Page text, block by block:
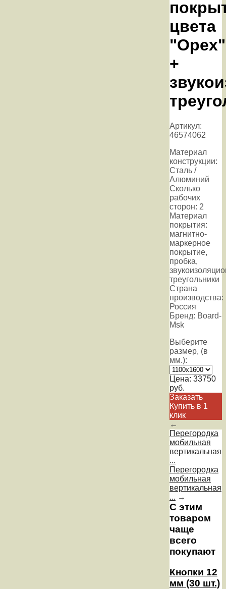
цвета
"Орех"
+
Артикул:
46574062
Материал
конструкции:
Сталь /
Алюминий
Сколько
рабочих
сторон: 2
Материал
покрытия:
магнитно-
маркерное
покрытие,
пробка,
треугольники
Страна
производства:
Россия
Бренд: Board-
Msk
Выберите
размер, (в
мм.):
Цена: 33750
руб.
Заказать
Купить в 1
клик
←
Перегородка
мобильная
вертикальная
...
Перегородка
мобильная
вертикальная
... →
С этим
товаром
чаще
всего
покупают
Кнопки 12
мм (30 шт.)